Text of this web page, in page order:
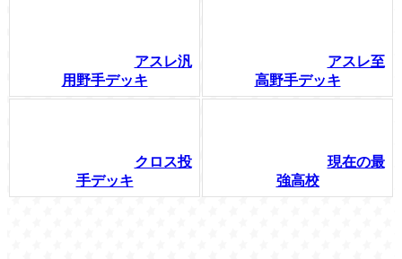
アスレ汎
用野手デッキ
アスレ至
高野手デッキ
クロス投
手デッキ
現在の最
強高校